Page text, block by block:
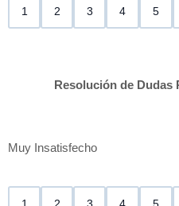
1 2 3 4 5
Resolución de Dudas
Muy Insatisfecho